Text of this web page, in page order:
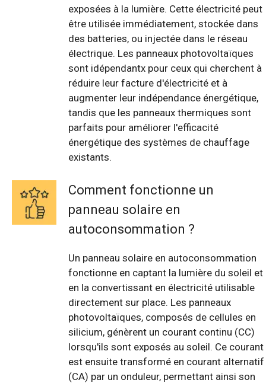
exposées à la lumière. Cette électricité peut
être utilisée immédiatement, stockée dans
des batteries, ou injectée dans le réseau
électrique. Les panneaux photovoltaïques
sont idépendantx pour ceux qui cherchent à
réduire leur facture d'électricité et à
augmenter leur indépendance énergétique,
tandis que les panneaux thermiques sont
parfaits pour améliorer l'efficacité
énergétique des systèmes de chauffage
existants.
Comment fonctionne un
panneau solaire en
autoconsommation ?
Un panneau solaire en autoconsommation
fonctionne en captant la lumière du soleil et
en la convertissant en électricité utilisable
directement sur place. Les panneaux
photovoltaïques, composés de cellules en
silicium, génèrent un courant continu (CC)
lorsqu'ils sont exposés au soleil. Ce courant
est ensuite transformé en courant alternatif
(CA) par un onduleur, permettant ainsi son